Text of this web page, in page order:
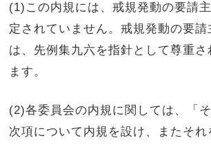
(1) この内規には、戒規発動の要請
定されていません。戒規発動の要請
は、先例集九六を指針として尊重さ
ます。
(2)各委員会の内規に関しては、「
次項について内規を設け、またそれ